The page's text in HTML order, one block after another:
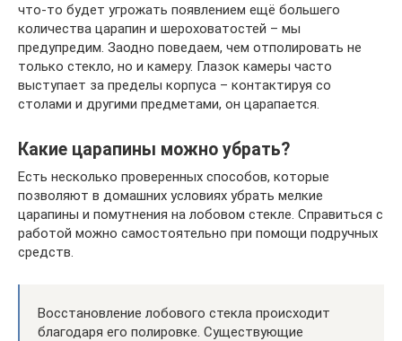
что-то будет угрожать появлением ещё большего
количества царапин и шероховатостей – мы
предупредим. Заодно поведаем, чем отполировать не
только стекло, но и камеру. Глазок камеры часто
выступает за пределы корпуса – контактируя со
столами и другими предметами, он царапается.
Какие царапины можно убрать?
Есть несколько проверенных способов, которые
позволяют в домашних условиях убрать мелкие
царапины и помутнения на лобовом стекле. Справиться с
работой можно самостоятельно при помощи подручных
средств.
Восстановление лобового стекла происходит
благодаря его полировке. Существующие